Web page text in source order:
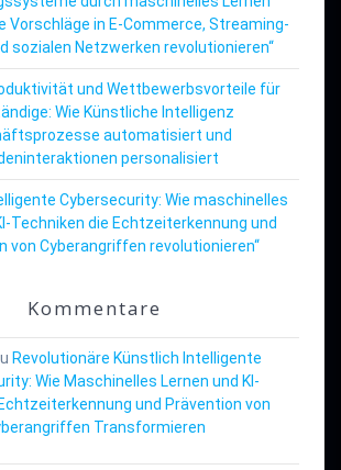
Vorschläge in E-Commerce, Streaming-
sozialen Netzwerken revolutionieren“
und Wettbewerbsvorteile für
Wie Künstliche Intelligenz
automatisiert und
personalisiert
Cybersecurity: Wie maschinelles
Techniken die Echtzeiterkennung und
von Cyberangriffen revolutionieren“
Kommentare
Revolutionäre Künstlich Intelligente
Wie Maschinelles Lernen und KI-
und Prävention von
Transformieren